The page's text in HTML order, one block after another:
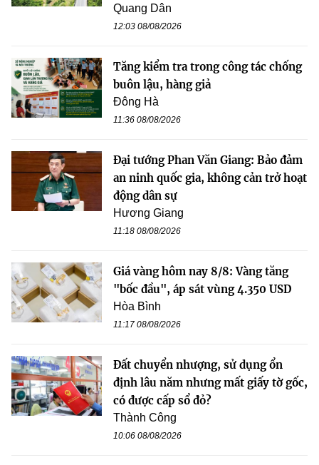
Quang Dân
12:03 08/08/2026
Tăng kiểm tra trong công tác chống
buôn lậu, hàng giả
Đông Hà
11:36 08/08/2026
Đại tướng Phan Văn Giang: Bảo đảm
an ninh quốc gia, không cản trở hoạt
động dân sự
Hương Giang
11:18 08/08/2026
Giá vàng hôm nay 8/8: Vàng tăng
"bốc đầu", áp sát vùng 4.350 USD
Hòa Bình
11:17 08/08/2026
Đất chuyển nhượng, sử dụng ổn
định lâu năm nhưng mất giấy tờ gốc,
có được cấp sổ đỏ?
Thành Công
10:06 08/08/2026